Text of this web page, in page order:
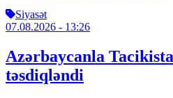
Siyasət
07.08.2026 - 13:26
Azərbaycanla
təsdiqləndi